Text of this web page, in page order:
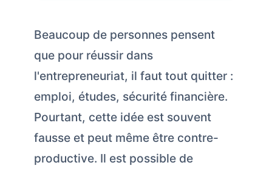
Beaucoup de personnes pensent
que pour réussir dans
l'entrepreneuriat, il faut tout quitter :
emploi, études, sécurité financière.
Pourtant, cette idée est souvent
fausse et peut même être contre-
productive. Il est possible de